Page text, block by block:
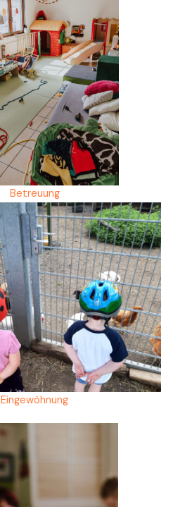
Betreuung
Eingewöhnung